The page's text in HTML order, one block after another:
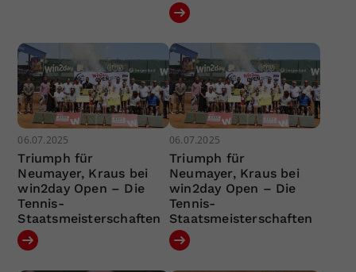
06.07.2025
Triumph für
Neumayer, Kraus bei
win2day Open – Die
Tennis-
Staatsmeisterschaften
06.07.2025
Triumph für
Neumayer, Kraus bei
win2day Open – Die
Tennis-
Staatsmeisterschaften